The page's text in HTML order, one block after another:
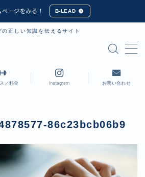
ージをみる！ B-LEAD
正しい知識を伝えるサイト
／料金 Instagram お問い合わせ
86c23bcb06b9